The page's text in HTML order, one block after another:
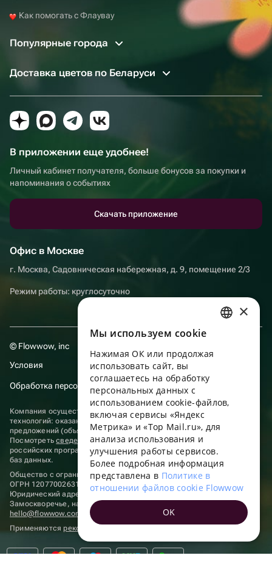
Как помогать с Флаувау
Популярные города
Доставка цветов по Беларуси
В приложении еще удобнее!
Личный кабинет получателя, больше бонусов за покупки и
напоминания о событиях
Скачать приложение
Офис в Москве
г. Москва, Садовническая набережная, д. 9, помещение 2/3
Режим работы: круглосуточно
© Flowwow, inc
Условия
Обработка персональных данных
Компания осуществляет деятельность в области информационных
технологий: оказание услуг в сети “Интернет” по размещению
предложений (объявлений) продавцов о реализации товаров.
Посмотретьсведения о программах, включенных в реестр
российских программ для электронных вычислительных машин и
баз данных.
Общество с ограниченной ответственностью «ФЛАУВАУ»
ОГРН 1207700263198, ИНН 9702020445
Юридический адрес: г. Москва, вн.тер. г. Муниципальный округ
Замоскворечье, наб. Садовническая, д. 9, помещ. 2/3.
hello@flowwow.com
8 800 555-16-15
Применяютсярекомендательные технологии
ENGLISH
UKRAINIAN
PORTUGUESE
FRENCH
TURKISH
POLISH
×
Мы используем сookie
Нажимая ОК или продолжая
использовать сайт, вы
соглашаетесь на обработку
персональных данных с
использованием cookie-файлов,
включая сервисы «Яндекс
Метрика» и «Top Mail.ru», для
анализа использования и
улучшения работы сервисов.
Более подробная информация
представлена в Политике в
отношении файлов cookie Flowwow
OK